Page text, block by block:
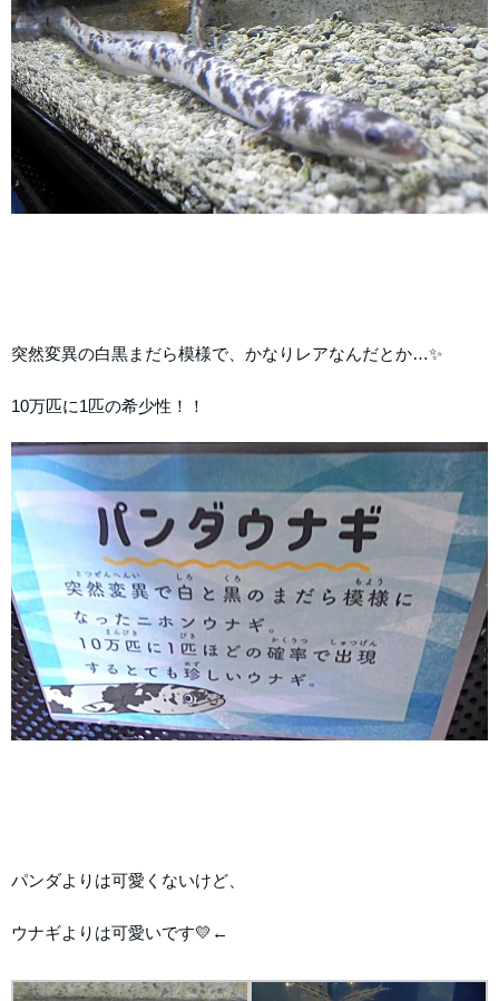
突然変異の白黒まだら模様で、かなりレアなんだとか…✨
10万匹に1匹の希少性！！
パンダよりは可愛くないけど、
ウナギよりは可愛いです💛←